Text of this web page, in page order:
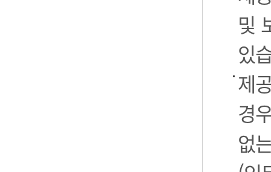
및
있
제
경
없